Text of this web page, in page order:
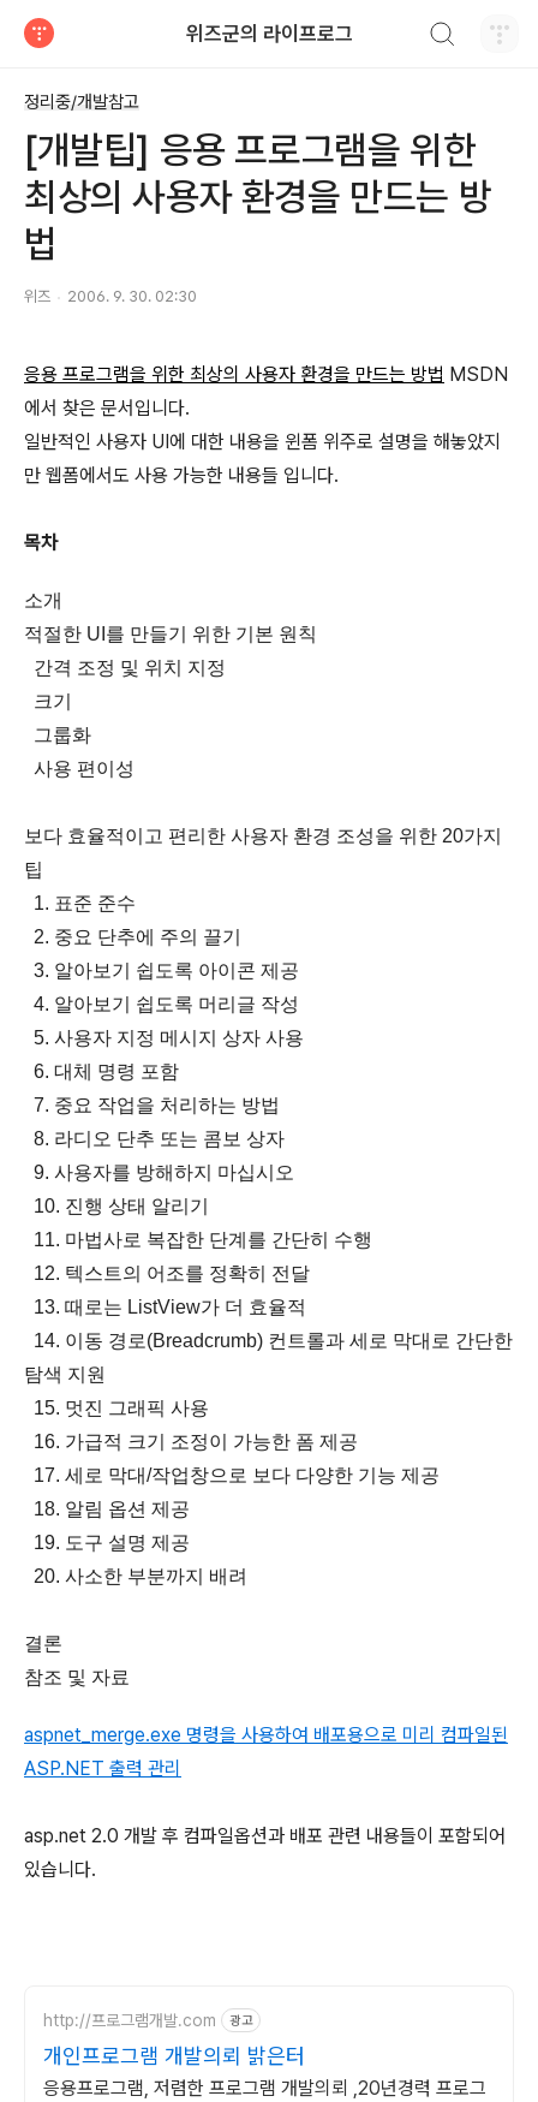
위즈군의 라이프로그
정리중/개발참고
[개발팁] 응용 프로그램을 위한
최상의 사용자 환경을 만드는 방
법
위즈 2006. 9. 30. 02:30
응용 프로그램을 위한 최상의 사용자 환경을 만드는 방법 MSDN
에서 찾은 문서입니다.
일반적인 사용자 UI에 대한 내용을 윈폼 위주로 설명을 해놓았지
만 웹폼에서도 사용 가능한 내용들 입니다.
목차
소개
적절한 UI를 만들기 위한 기본 원칙
간격 조정 및 위치 지정
크기
그룹화
사용 편이성
보다 효율적이고 편리한 사용자 환경 조성을 위한 20가지
팁
1. 표준 준수
2. 중요 단추에 주의 끌기
3. 알아보기 쉽도록 아이콘 제공
4. 알아보기 쉽도록 머리글 작성
5. 사용자 지정 메시지 상자 사용
6. 대체 명령 포함
7. 중요 작업을 처리하는 방법
8. 라디오 단추 또는 콤보 상자
9. 사용자를 방해하지 마십시오
10. 진행 상태 알리기
11. 마법사로 복잡한 단계를 간단히 수행
12. 텍스트의 어조를 정확히 전달
13. 때로는 ListView가 더 효율적
14. 이동 경로(Breadcrumb) 컨트롤과 세로 막대로 간단한
탐색 지원
15. 멋진 그래픽 사용
16. 가급적 크기 조정이 가능한 폼 제공
17. 세로 막대/작업창으로 보다 다양한 기능 제공
18. 알림 옵션 제공
19. 도구 설명 제공
20. 사소한 부분까지 배려
결론
참조 및 자료
aspnet_merge.exe 명령을 사용하여 배포용으로 미리 컴파일된
ASP.NET 출력 관리
asp.net 2.0 개발 후 컴파일옵션과 배포 관련 내용들이 포함되어
있습니다.
http://프로그램개발.com 광고
개인프로그램 개발의뢰 밝은터
응용프로그램, 저렴한 프로그램 개발의뢰 ,20년경력 프로그